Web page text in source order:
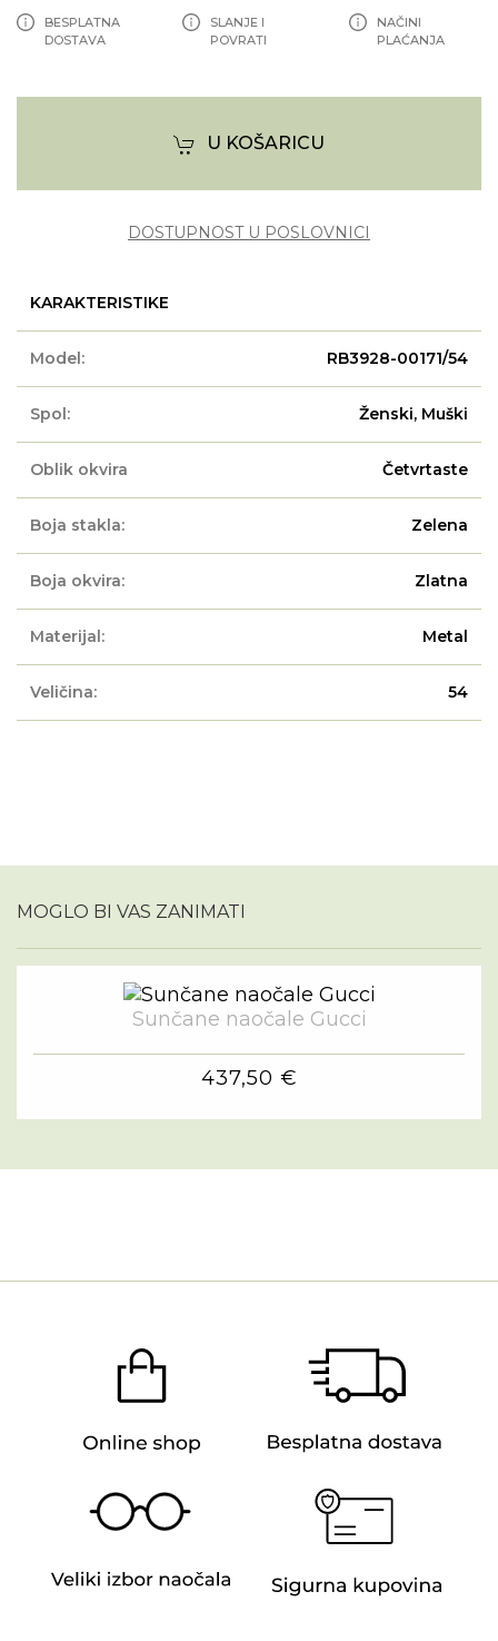
BESPLATNA
DOSTAVA
SLANJE I
POVRATI
NAČINI
PLAĆANJA
U KOŠARICU
DOSTUPNOST U POSLOVNICI
KARAKTERISTIKE
Model: RB3928-00171/54
Spol: Ženski, Muški
Oblik okvira Četvrtaste
Boja stakla: Zelena
Boja okvira: Zlatna
Materijal: Metal
Veličina: 54
MOGLO BI VAS ZANIMATI
Sunčane naočale Gucci
437,50 €